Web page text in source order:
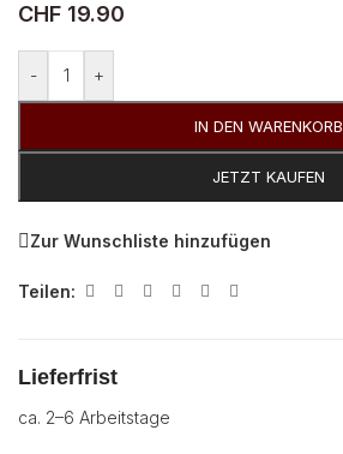
CHF 19.90
- +
IN DEN WARENKORB
JETZT KAUFEN
Zur Wunschliste hinzufügen
Teilen:
Lieferfrist
ca. 2–6 Arbeitstage